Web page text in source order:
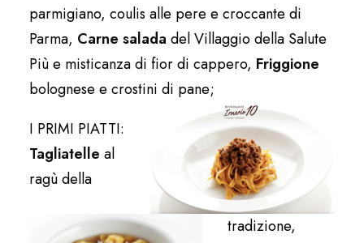
parmigiano, coulis alle pere e croccante di
Parma, Carne salada del Villaggio della Salute
Più e misticanza di fior di cappero, Friggione
bolognese e crostini di pane;
I PRIMI PIATTI:
Tagliatelle al
ragù della
tradizione,